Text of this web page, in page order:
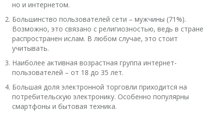
но и интернетом.
Большинство пользователей сети – мужчины (71%).
Возможно, это связано с религиозностью, ведь в стране
распространен ислам. В любом случае, это стоит
учитывать.
Наиболее активная возрастная группа интернет-
пользователей – от 18 до 35 лет.
Большая доля электронной торговли приходится на
потребительскую электронику. Особенно популярны
смартфоны и бытовая техника.